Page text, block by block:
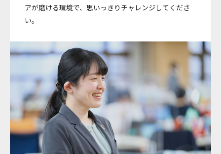
アが磨ける環境で、思いっきりチャレンジしてくださ
い。